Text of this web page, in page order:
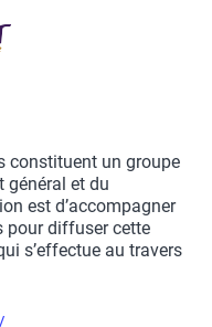
constituent un groupe
général et du
est d’accompagner
pour diffuser cette
s’effectue au travers